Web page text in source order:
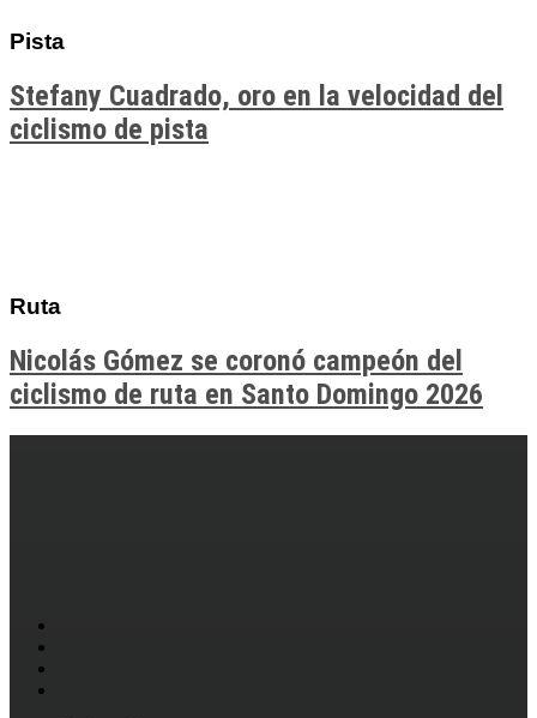
Pista
Stefany Cuadrado, oro en la velocidad del
ciclismo de pista
Ruta
Nicolás Gómez se coronó campeón del
ciclismo de ruta en Santo Domingo 2026